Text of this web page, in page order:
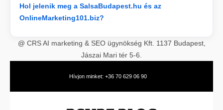
Hol jelenik meg a SalsaBudapest.hu és az
OnlineMarketing101.biz?
@ CRS AI marketing & SEO ügynökség Kft. 1137 Budapest,
Jászai Mari tér 5-6.
Hívjon minket: +36 70 629 06 90